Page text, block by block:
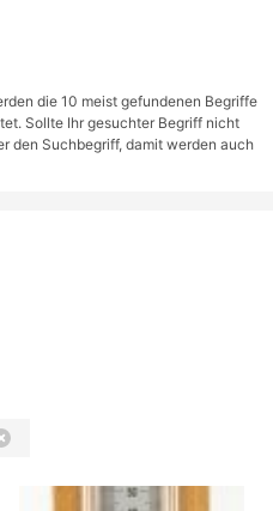
die 10 meist gefundenen Begriffe
Sollte Ihr gesuchter Begriff nicht
den Suchbegriff, damit werden auch